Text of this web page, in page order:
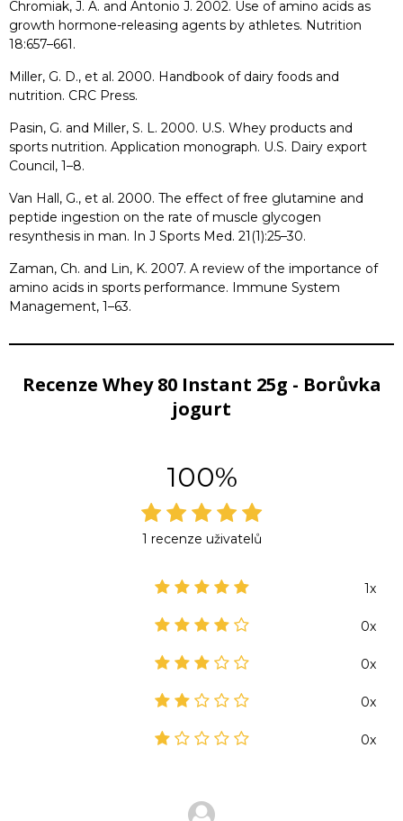
Chromiak, J. A. and Antonio J. 2002. Use of amino acids as
growth hormone-releasing agents by athletes. Nutrition
18:657–661.
Miller, G. D., et al. 2000. Handbook of dairy foods and
nutrition. CRC Press.
Pasin, G. and Miller, S. L. 2000. U.S. Whey products and
sports nutrition. Application monograph. U.S. Dairy export
Council, 1–8.
Van Hall, G., et al. 2000. The effect of free glutamine and
peptide ingestion on the rate of muscle glycogen
resynthesis in man. In J Sports Med. 21(1):25–30.
Zaman, Ch. and Lin, K. 2007. A review of the importance of
amino acids in sports performance. Immune System
Management, 1–63.
Recenze Whey 80 Instant 25g - Borůvka
jogurt
100%
1 recenze uživatelů
1x
0x
0x
0x
0x